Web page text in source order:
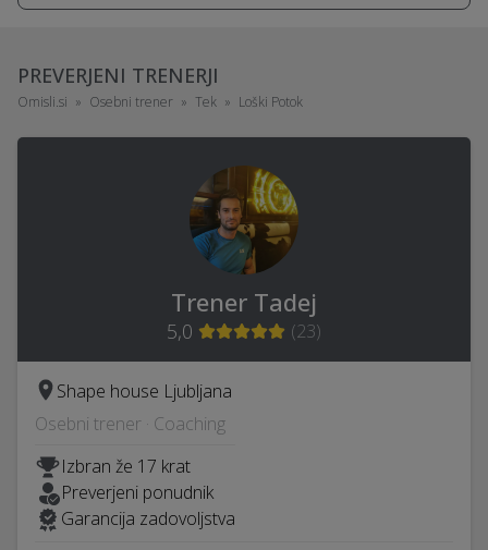
PREVERJENI TRENERJI
Omisli.si Osebni trener Tek Loški Potok
Trener Tadej
5,0 (23)
Shape house Ljubljana
Osebni trener · Coaching
Izbran že 17 krat
Preverjeni ponudnik
Garancija zadovoljstva